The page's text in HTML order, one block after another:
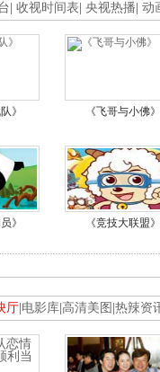
收视时间表 央视热播 动
》 《飞哥与小佛》
》 《竞技大联盟》
厅 电影库 高清美图 热辣资